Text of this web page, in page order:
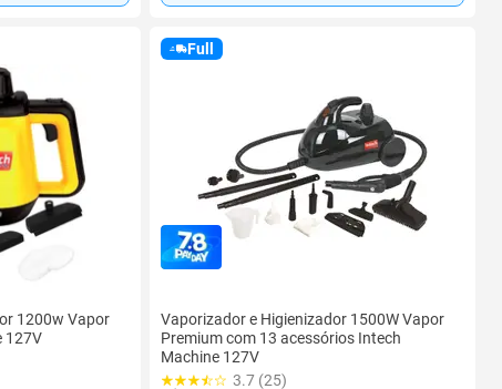
1200w Vapor
127V
Full
Vaporizador e Higienizador 1500W Vapor
Premium com 13 acessórios Intech
Machine 127V
3.7 (25)